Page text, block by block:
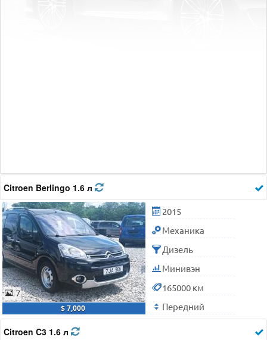
Citroen Berlingo 1.6 л
7
$ 7,000
2015
Механика
Дизель
Минивэн
165000 км
Передний
Citroen C3 1.6 л